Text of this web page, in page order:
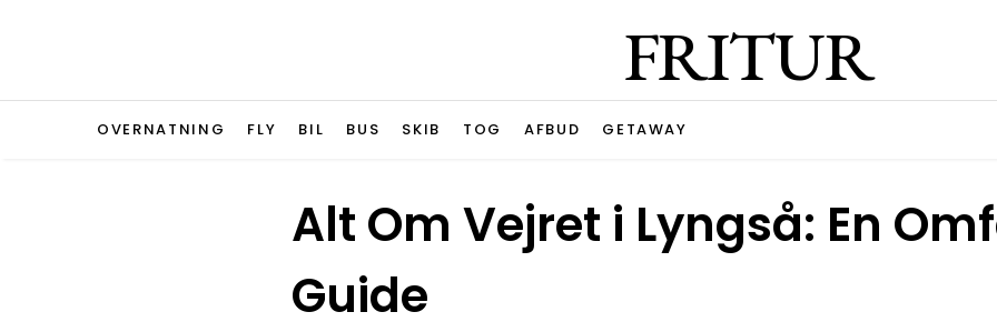
FRITUR
OVERNATNING FLY BIL BUS SKIB TOG AFBUD GETAWAY
Alt Om Vejret i Lyngså: En
Guide